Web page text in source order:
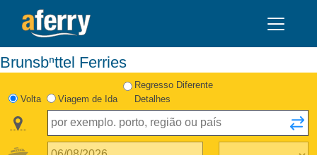
Brunsbⁿttel Ferries
Volta Viagem de Ida
Regresso Diferente
Detalhes